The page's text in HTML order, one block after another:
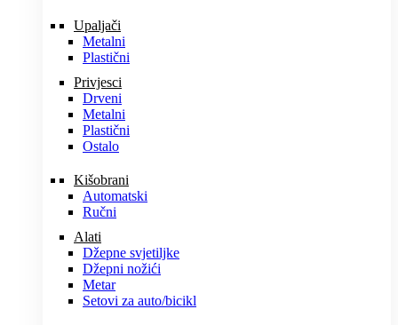
Upaljači
Metalni
Plastični
Privjesci
Drveni
Metalni
Plastični
Ostalo
Kišobrani
Automatski
Ručni
Alati
Džepne svjetiljke
Džepni nožići
Metar
Setovi za auto/bicikl